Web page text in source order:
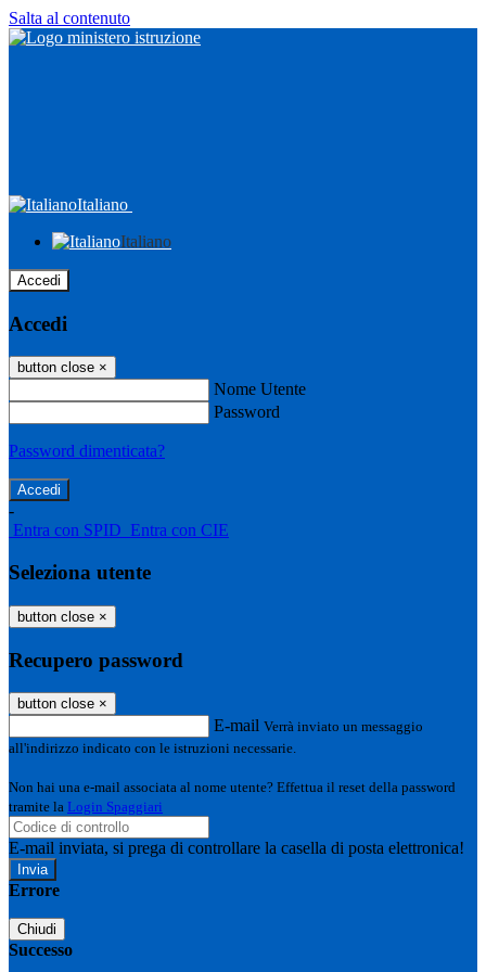
Salta al contenuto
Italiano
Italiano
Accedi
Accedi
button close ×
Nome Utente
Password
Password dimenticata?
-
Entra con SPID Entra con CIE
Seleziona utente
button close ×
Recupero password
button close ×
E-mail Verrà inviato un messaggio
all'indirizzo indicato con le istruzioni necessarie.
Non hai una e-mail associata al nome utente? Effettua il reset della password
tramite la Login Spaggiari
E-mail inviata, si prega di controllare la casella di posta elettronica!
Errore
Chiudi
Successo